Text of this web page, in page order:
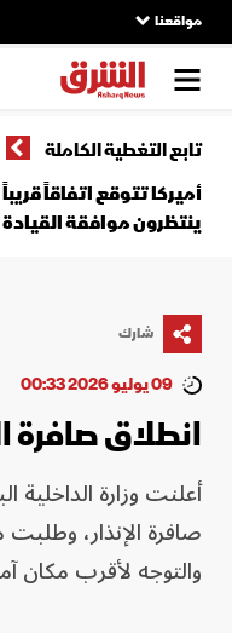
مواقعنا
تابع التغطية الكاملة
أميركا تتوقع اتفاقاً
ينتظرون موافقة القيادة
شارك
09 يوليو 2026 00:33
انطلاق صافرة
أعلنت وزارة الداخلية
صافرة الإنذار،
والتوجه لأقرب مكان